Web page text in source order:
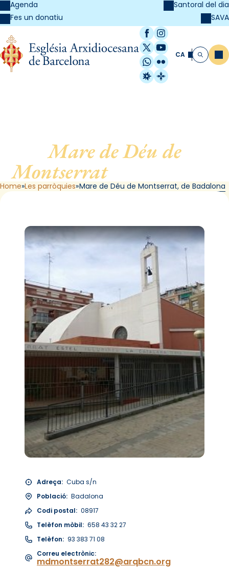
Agenda
Fes un donatiu
Santoral del dia
SAVA
Facebook
Instagram
X / Twitter
YouTube
WhatsApp
Flickr
Radio Estel
Catalunya
CA Cerca
Mare de Déu de
Montserrat, de Badalona
Home Les parròquies Mare de Déu de Montserrat, de Badalona
Adreça: Cuba s/n
Població: Badalona
Codi postal: 08917
Telèfon mòbil: 658 43 32 27
Telèfon: 93 383 71 08
Correu electrònic:
mdmontserrat282@arqbcn.org